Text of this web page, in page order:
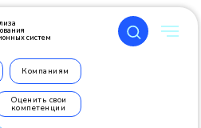
систем
Компаниям
Оценить свои
компетенции